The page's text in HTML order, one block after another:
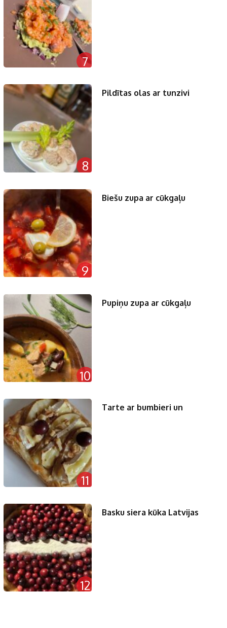
7
8
Pildītas olas ar tunzivi
9
Biešu zupa ar cūkgaļu
10
Pupiņu zupa ar cūkgaļu
11
Tarte ar bumbieri un
12
Basku siera kūka Latvijas